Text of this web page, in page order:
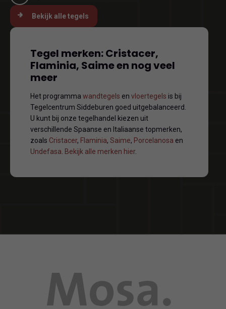
Bekijk alle tegels
Tegel merken: Cristacer,
Flaminia, Saime en nog veel
meer
Het programma wandtegels en vloertegels is bij
Tegelcentrum Siddeburen goed uitgebalanceerd.
U kunt bij onze tegelhandel kiezen uit
verschillende Spaanse en Italiaanse topmerken,
zoals Cristacer, Flaminia, Saime, Porcelanosa en
Undefasa. Bekijk alle merken hier.